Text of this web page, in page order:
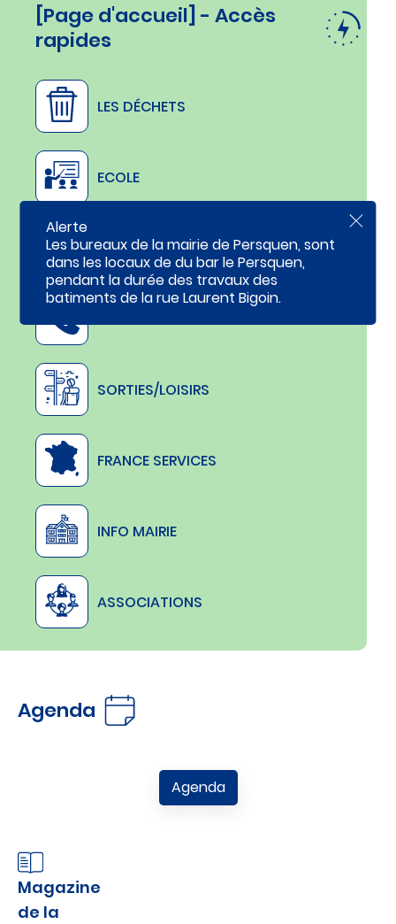
Alerte
Les bureaux de la mairie de Persquen, sont
dans les locaux de du bar le Persquen,
pendant la durée des travaux des
batiments de la rue Laurent Bigoin.
F
[Page d'accueil] - Accès
rapides
LES DÉCHETS
ECOLE
CANTINE
SORTIES/LOISIRS
FRANCE SERVICES
INFO MAIRIE
ASSOCIATIONS
Agenda
Agenda
Magazine
de la